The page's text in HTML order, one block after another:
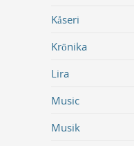
Kåseri
Krönika
Lira
Music
Musik